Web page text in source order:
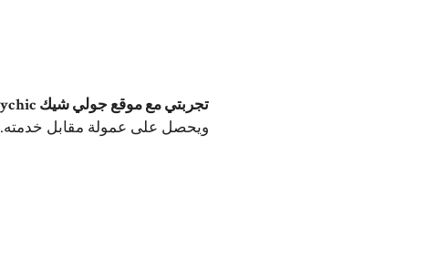
تجربتي مع موقع جولي شيك jollychic
ويحصل على عمولة مقابل خدمته.